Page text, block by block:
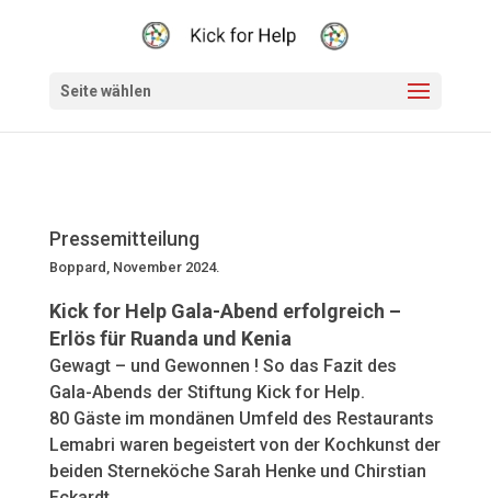
Seite wählen
Pressemitteilung
Boppard, November 2024.
Kick for Help Gala-Abend erfolgreich –
Erlös für Ruanda und Kenia
Gewagt – und Gewonnen ! So das Fazit des
Gala-Abends der Stiftung Kick for Help.
80 Gäste im mondänen Umfeld des Restaurants
Lemabri waren begeistert von der Kochkunst der
beiden Sterneköche Sarah Henke und Chirstian